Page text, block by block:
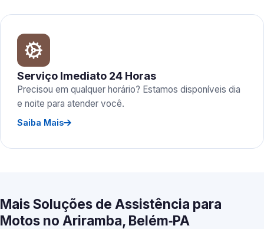
Serviço Imediato 24 Horas
Precisou em qualquer horário? Estamos disponíveis dia
e noite para atender você.
Saiba Mais
Mais Soluções de Assistência para
Motos no Ariramba, Belém‑PA